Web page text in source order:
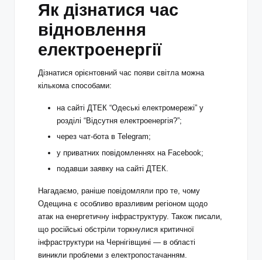
Як дізнатися час
відновлення
електроенергії
Дізнатися орієнтовний час появи світла можна
кількома способами:
на сайті ДТЕК “Одеські електромережі” у
розділі “Відсутня електроенергія?”;
через чат-бота в Telegram;
у приватних повідомленнях на Facebook;
подавши заявку на сайті ДТЕК.
Нагадаємо, раніше повідомляли про те, чому
Одещина є особливо вразливим регіоном щодо
атак на енергетичну інфраструктуру. Також писали,
що російські обстріли торкнулися критичної
інфраструктури на Чернігівщині — в області
виникли проблеми з електропостачанням.